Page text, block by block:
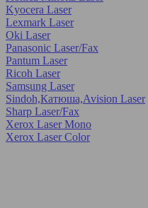
Kyocera Laser
Lexmark Laser
Oki Laser
Panasonic Laser/Fax
Pantum Laser
Ricoh Laser
Samsung Laser
Sindoh,Катюша,Avision Laser
Sharp Laser/Fax
Xerox Laser Mono
Xerox Laser Color